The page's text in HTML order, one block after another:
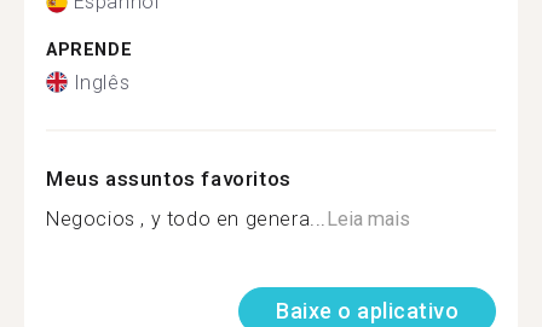
APRENDE
Inglês
Meus assuntos favoritos
Negocios , y todo en genera... Leia mais
Baixe o aplicativo